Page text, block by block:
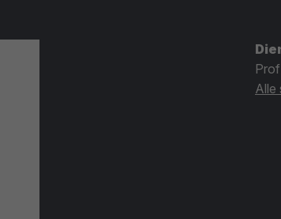
Alle